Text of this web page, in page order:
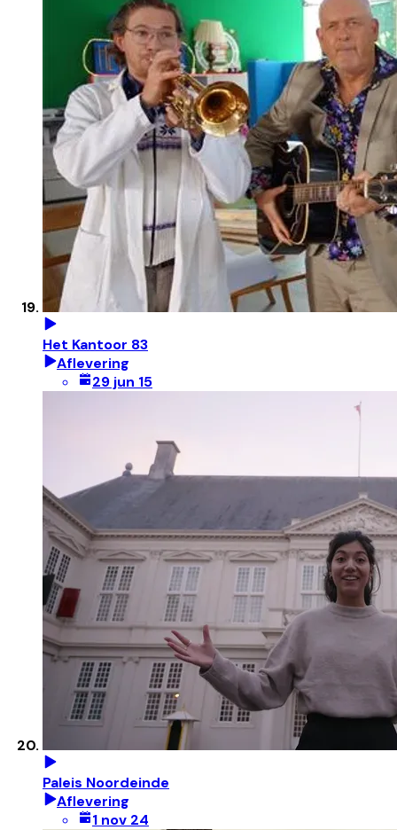
Het Kantoor 83
Aflevering
29 jun 15
Paleis Noordeinde
Aflevering
1 nov 24